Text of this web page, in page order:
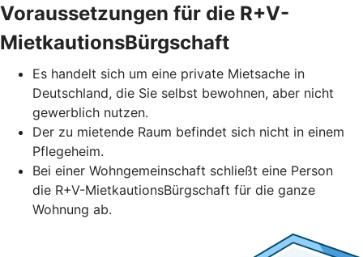
Voraussetzungen für die R+V-
MietkautionsBürgschaft
Es handelt sich um eine private Mietsache in
Deutschland, die Sie selbst bewohnen, aber nicht
gewerblich nutzen.
Der zu mietende Raum befindet sich nicht in einem
Pflegeheim.
Bei einer Wohngemeinschaft schließt eine Person
die R+V-MietkautionsBürgschaft für die ganze
Wohnung ab.